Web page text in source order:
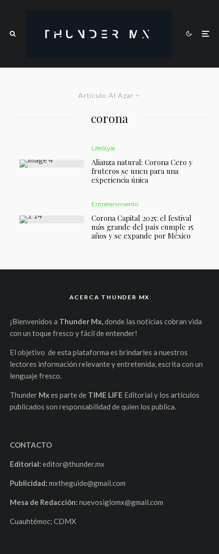
Artículo Al Azar
corona
LifeStyle
Alianza natural: Corona Cero y
fruteros se unen para una
experiencia única
Entretenimiento
Corona Capital 2025: el festival
más grande del país cumple 15
años y se expande por México
ACERCA THUNDER MX
¡Bienvenidos a Thunder Mx,donde las noticias cobran vida
con un toque fresco y fácil de entender!
El objetivo de esta plataforma es brindarles a nuestros
lectores información relevante y entretenida, escrita con un
lenguaje fresco.
Thunder Mxes parte de TIME LIFE Editorial y los artículos
publicados son responsabilidad de quien los publica.
CONTACTO
Editorial: editor@thunder.mx
Publicidad: mxtheguide@gmail.com
Mesa de Redacción: nuevosiglomx@gmail.com
Cuauhtémoc; CDMX